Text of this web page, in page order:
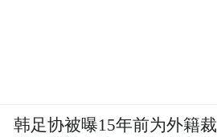
韩足协被曝15年前为外籍裁